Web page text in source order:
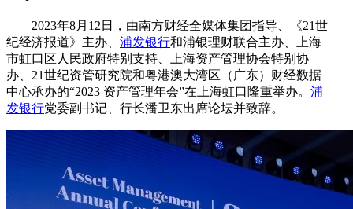
2023年8月12日，由南方财经全媒体集团指导、《21世
纪经济报道》主办、 浦发银行和浦银理财联合主办、上海
市虹口区人民政府特别支持、上海资产管理协会特别协
办、21世纪资管研究院和粤港澳大湾区（广东）财经数据
中心承办的“2023 资产管理年会”在上海虹口隆重举办。 浦
发银行党委副书记、行长潘卫东出席论坛并致辞。